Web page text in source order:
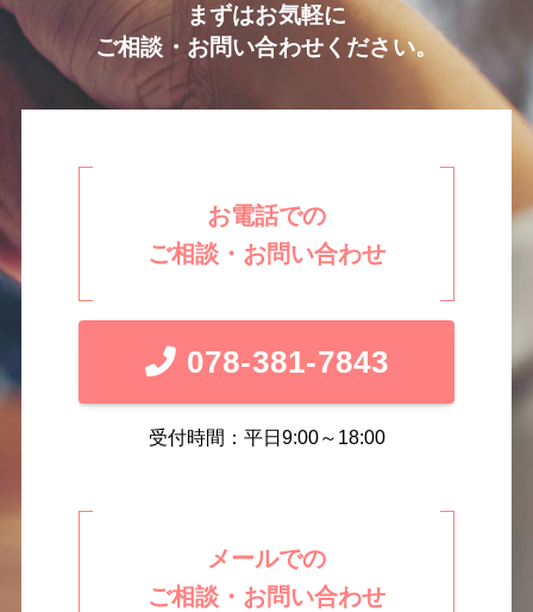
まずはお気軽に
ご相談・お問い合わせください。
お電話での
ご相談・お問い合わせ
078-381-7843
受付時間：平日9:00～18:00
メールでの
ご相談・お問い合わせ